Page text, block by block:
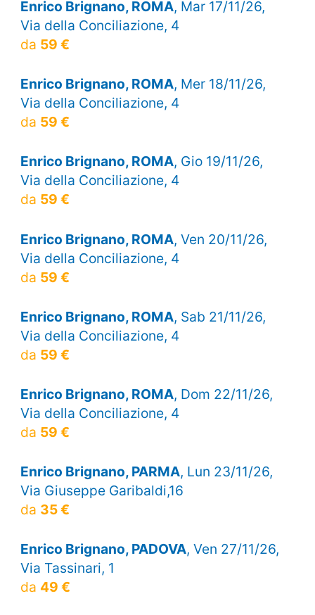
Enrico Brignano, ROMA, Mar 17/11/26,
Via della Conciliazione, 4
da 59 €
Enrico Brignano, ROMA, Mer 18/11/26,
Via della Conciliazione, 4
da 59 €
Enrico Brignano, ROMA, Gio 19/11/26,
Via della Conciliazione, 4
da 59 €
Enrico Brignano, ROMA, Ven 20/11/26,
Via della Conciliazione, 4
da 59 €
Enrico Brignano, ROMA, Sab 21/11/26,
Via della Conciliazione, 4
da 59 €
Enrico Brignano, ROMA, Dom 22/11/26,
Via della Conciliazione, 4
da 59 €
Enrico Brignano, PARMA, Lun 23/11/26,
Via Giuseppe Garibaldi,16
da 35 €
Enrico Brignano, PADOVA, Ven 27/11/26,
Via Tassinari, 1
da 49 €